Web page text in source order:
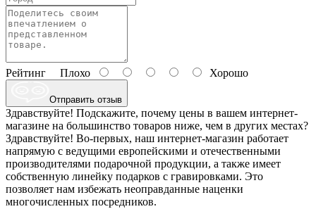
Рейтинг Плохо Хорошо
Отправить отзыв
Здравствуйте! Подскажите, почему цены в вашем интернет-
магазине на большинство товаров ниже, чем в других местах?
Здравствуйте! Во-первых, наш интернет-магазин работает
напрямую с ведущими европейскими и отечественными
производителями подарочной продукции, а также имеет
собственную линейку подарков с гравировками. Это
позволяет нам избежать неоправданные наценки
многочисленных посредников.